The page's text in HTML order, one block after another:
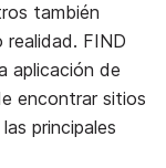
también
FIND
aplicación de
encontrar sitios
principales